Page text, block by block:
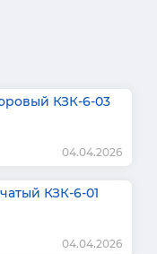
КЗК-6-03
04.04.2026
КЗК-6-01
04.04.2026